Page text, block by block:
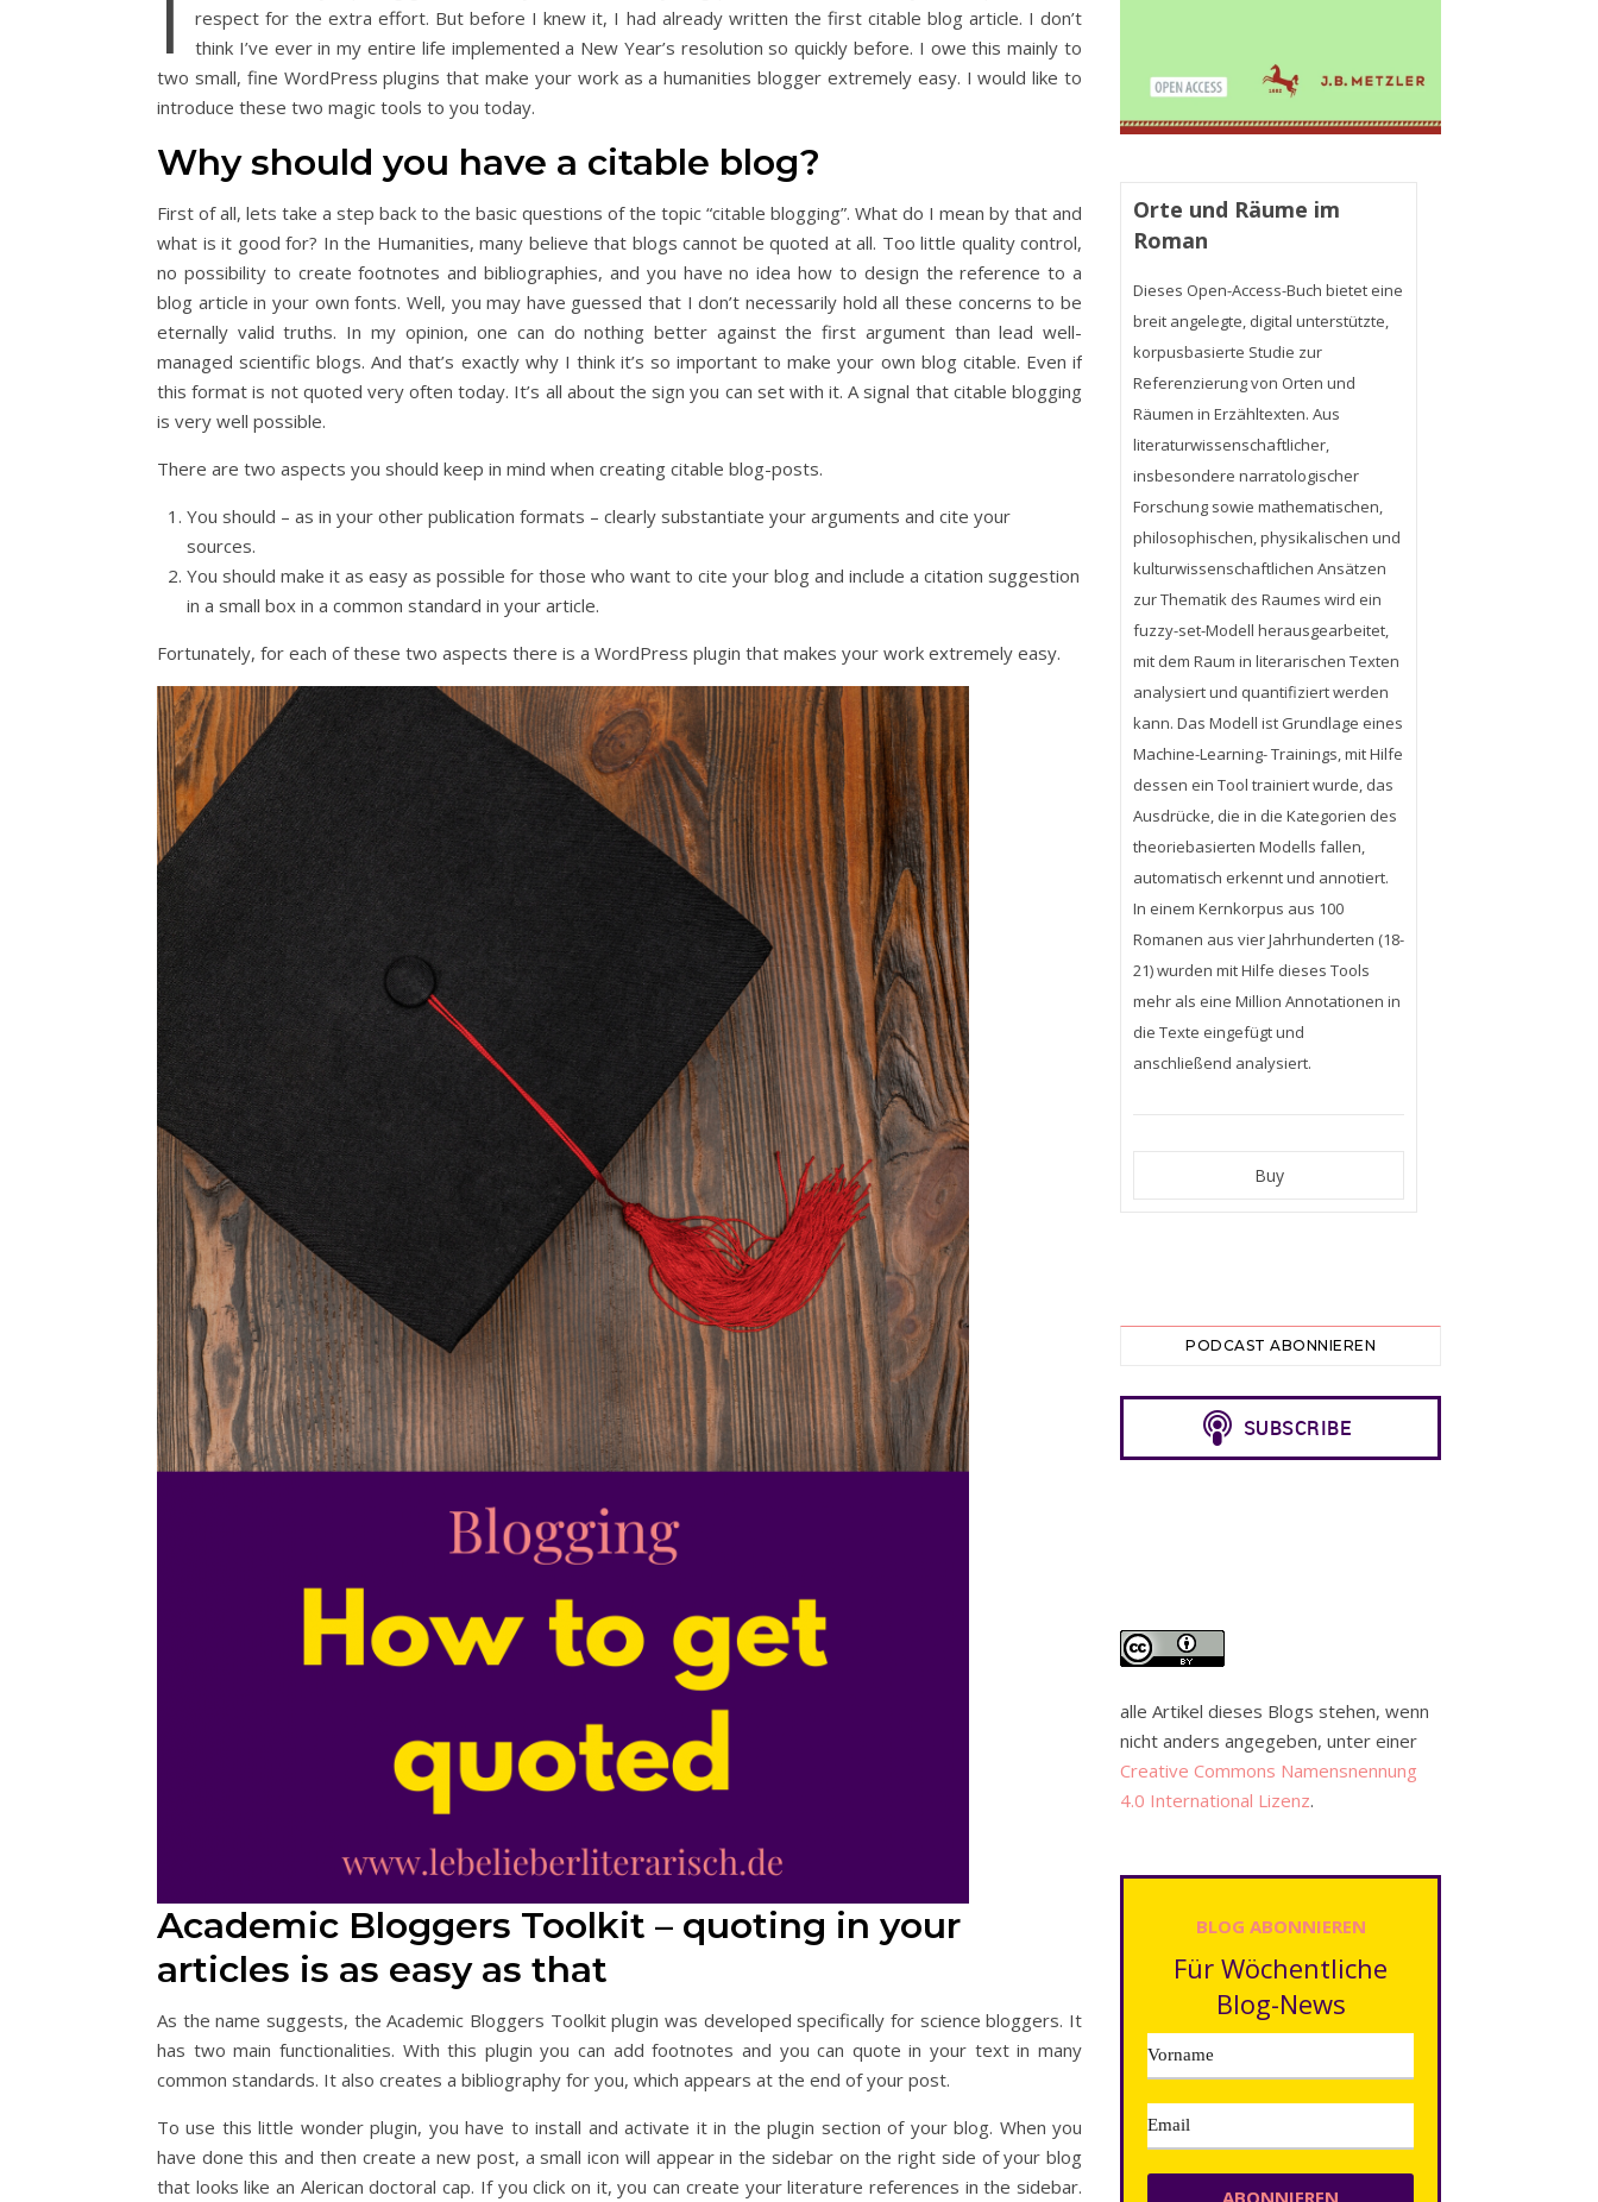
respect for the extra effort. But before I knew it, I had already written the first citable blog article. I don’t
think I’ve ever in my entire life implemented a New Year’s resolution so quickly before. I owe this mainly to
two small, fine WordPress plugins that make your work as a humanities blogger extremely easy. I would like to
introduce these two magic tools to you today.
Why should you have a citable blog?
First of all, lets take a step back to the basic questions of the topic “citable blogging”. What do I mean by that and
what is it good for? In the Humanities, many believe that blogs cannot be quoted at all. Too little quality control,
no possibility to create footnotes and bibliographies, and you have no idea how to design the reference to a
blog article in your own fonts. Well, you may have guessed that I don’t necessarily hold all these concerns to be
eternally valid truths. In my opinion, one can do nothing better against the first argument than lead well-
managed scientific blogs. And that’s exactly why I think it’s so important to make your own blog citable. Even if
this format is not quoted very often today. It’s all about the sign you can set with it. A signal that citable blogging
is very well possible.
There are two aspects you should keep in mind when creating citable blog-posts.
You should – as in your other publication formats – clearly substantiate your arguments and cite your
sources.
You should make it as easy as possible for those who want to cite your blog and include a citation suggestion
in a small box in a common standard in your article.
Fortunately, for each of these two aspects there is a WordPress plugin that makes your work extremely easy.
Academic Bloggers Toolkit – quoting in your
articles is as easy as that
As the name suggests, the Academic Bloggers Toolkit plugin was developed specifically for science bloggers. It
has two main functionalities. With this plugin you can add footnotes and you can quote in your text in many
common standards. It also creates a bibliography for you, which appears at the end of your post.
To use this little wonder plugin, you have to install and activate it in the plugin section of your blog. When you
have done this and then create a new post, a small icon will appear in the sidebar on the right side of your blog
that looks like an Alerican doctoral cap. If you click on it, you can create your literature references in the sidebar.
Orte und Räume im
Roman
Dieses Open-Access-Buch bietet eine
breit angelegte, digital unterstützte,
korpusbasierte Studie zur
Referenzierung von Orten und
Räumen in Erzähltexten. Aus
literaturwissenschaftlicher,
insbesondere narratologischer
Forschung sowie mathematischen,
philosophischen, physikalischen und
kulturwissenschaftlichen Ansätzen
zur Thematik des Raumes wird ein
fuzzy-set-Modell herausgearbeitet,
mit dem Raum in literarischen Texten
analysiert und quantifiziert werden
kann. Das Modell ist Grundlage eines
Machine-Learning- Trainings, mit Hilfe
dessen ein Tool trainiert wurde, das
Ausdrücke, die in die Kategorien des
theoriebasierten Modells fallen,
automatisch erkennt und annotiert.
In einem Kernkorpus aus 100
Romanen aus vier Jahrhunderten (18-
21) wurden mit Hilfe dieses Tools
mehr als eine Million Annotationen in
die Texte eingefügt und
anschließend analysiert.
PODCAST ABONNIEREN
alle Artikel dieses Blogs stehen, wenn
nicht anders angegeben, unter einer
Creative Commons Namensnennung
4.0 International Lizenz.
BLOG ABONNIEREN
Für Wöchentliche
Blog-News